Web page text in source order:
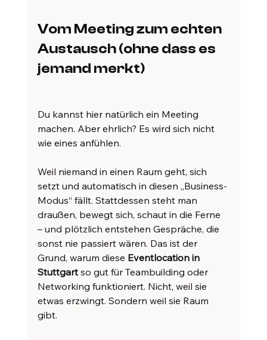
Vom Meeting zum echten
Austausch (ohne dass es
jemand merkt)
Du kannst hier natürlich ein Meeting
machen. Aber ehrlich? Es wird sich nicht
wie eines anfühlen.
Weil niemand in einen Raum geht, sich
setzt und automatisch in diesen „Business-
Modus“ fällt. Stattdessen steht man
draußen, bewegt sich, schaut in die Ferne
– und plötzlich entstehen Gespräche, die
sonst nie passiert wären. Das ist der
Grund, warum diese Eventlocation in
Stuttgart so gut für Teambuilding oder
Networking funktioniert. Nicht, weil sie
etwas erzwingt. Sondern weil sie Raum
gibt.